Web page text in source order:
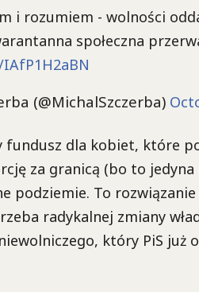
i rozumiem - wolności
społeczna
(@MichalSzczerba)
fundusz dla kobiet, które
za granicą (bo to jedyna
podziemie. To
radykalnej zmiany
który PiS już